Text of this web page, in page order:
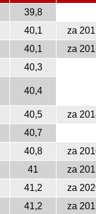
39,8
40,1
za
40,1
za
40,3
40,4
40,5
za
40,7
40,8
za
41
za
41,2
za
41,2
za